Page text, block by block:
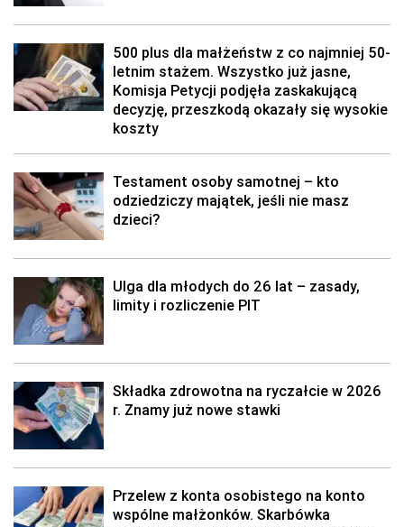
500 plus dla małżeństw z co najmniej 50-
letnim stażem. Wszystko już jasne,
Komisja Petycji podjęła zaskakującą
decyzję, przeszkodą okazały się wysokie
koszty
Testament osoby samotnej – kto
odziedziczy majątek, jeśli nie masz
dzieci?
Ulga dla młodych do 26 lat – zasady,
limity i rozliczenie PIT
Składka zdrowotna na ryczałcie w 2026
r. Znamy już nowe stawki
Przelew z konta osobistego na konto
wspólne małżonków. Skarbówka